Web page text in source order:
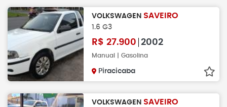
VOLKSWAGEN SAVEIRO
1.6 G3
R$ 27.900 2002
Manual | Gasolina
Piracicaba
VOLKSWAGEN SAVEIRO